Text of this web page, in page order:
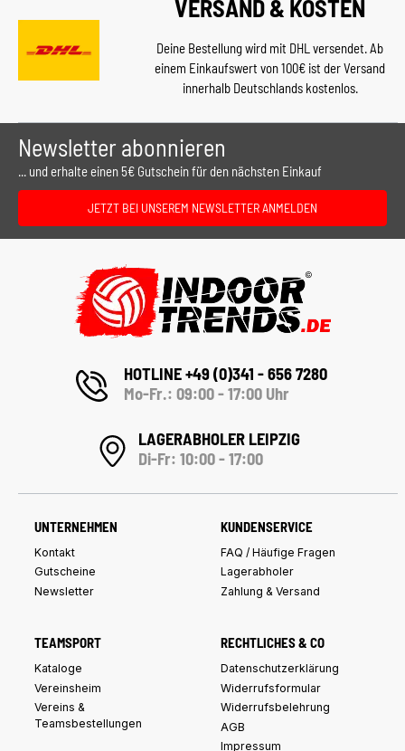
VERSAND & KOSTEN
Deine Bestellung wird mit DHL versendet. Ab
einem Einkaufswert von 100€ ist der Versand
innerhalb Deutschlands kostenlos.
Newsletter abonnieren
... und erhalte einen 5€ Gutschein für den nächsten Einkauf
JETZT BEI UNSEREM NEWSLETTER ANMELDEN
HOTLINE +49 (0)341 - 656 7280
Mo-Fr.: 09:00 - 17:00 Uhr
LAGERABHOLER LEIPZIG
Di-Fr: 10:00 - 17:00
UNTERNEHMEN
Kontakt
Gutscheine
Newsletter
KUNDENSERVICE
FAQ / Häufige Fragen
Lagerabholer
Zahlung & Versand
TEAMSPORT
Kataloge
Vereinsheim
Vereins &
Teamsbestellungen
RECHTLICHES & CO
Datenschutzerklärung
Widerrufsformular
Widerrufsbelehrung
AGB
Impressum